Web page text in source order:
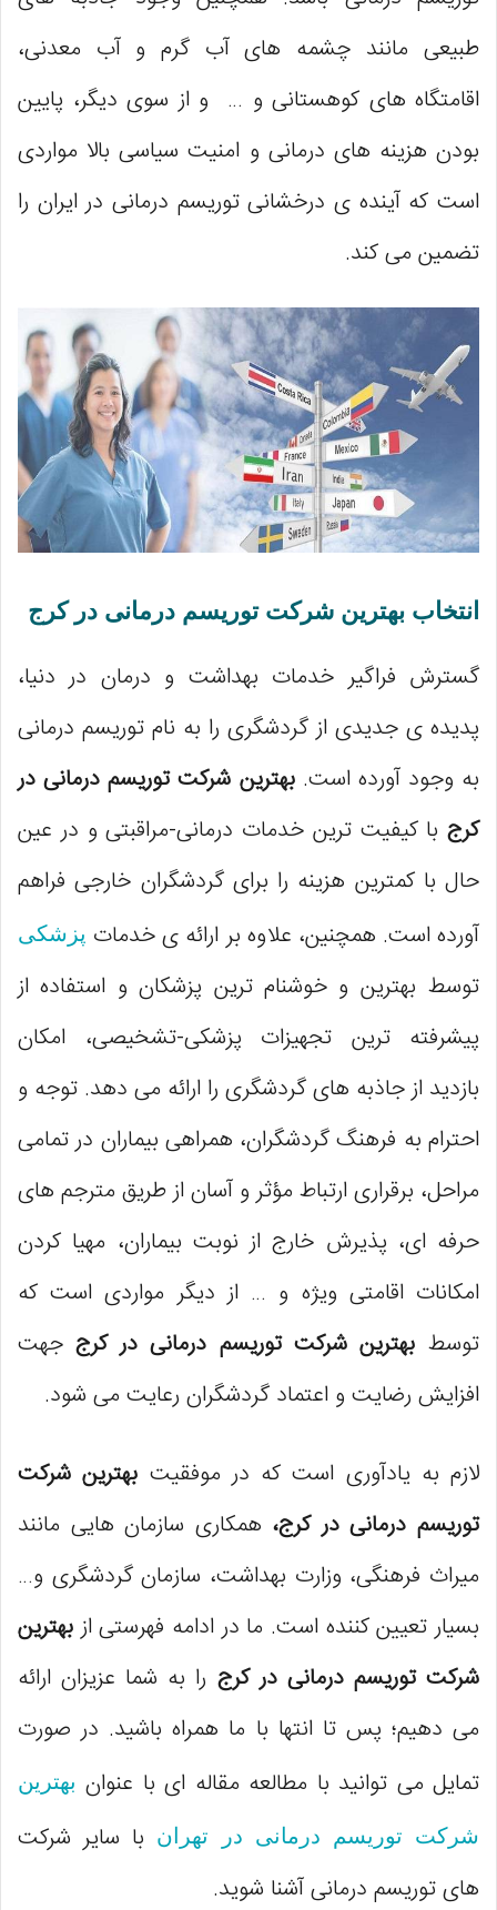
طبیعی مانند چشمه های آب گرم و آب معدنی،
اقامتگاه های کوهستانی و … و از سوی دیگر، پایین
بودن هزینه های درمانی و امنیت سیاسی بالا مواردی
است که آینده ی درخشانی توریسم درمانی در ایران را
تضمین می کند.
انتخاب بهترین شرکت توریسم درمانی در کرج
گسترش فراگیر خدمات بهداشت و درمان در دنیا،
پدیده ی جدیدی از گردشگری را به نام توریسم درمانی
به وجود آورده است.بهترین شرکت توریسم درمانی در
کرج با کیفیت ترین خدمات درمانی-مراقبتی و در عین
حال با کمترین هزینه را برای گردشگران خارجی فراهم
آورده است. همچنین، علاوه بر ارائه ی خدمات پزشکی
توسط بهترین و خوشنام ترین پزشکان و استفاده از
پیشرفته ترین تجهیزات پزشکی-تشخیصی، امکان
بازدید از جاذبه های گردشگری را ارائه می دهد. توجه و
احترام به فرهنگ گردشگران، همراهی بیماران در تمامی
مراحل، برقراری ارتباط مؤثر و آسان از طریق مترجم های
حرفه ای، پذیرش خارج از نوبت بیماران، مهیا کردن
امکانات اقامتی ویژه و … از دیگر مواردی است که
توسطبهترین شرکت توریسم درمانی در کرججهت
افزایش رضایت و اعتماد گردشگران رعایت می شود.
لازم به یادآوری است که در موفقیت بهترین شرکت
توریسم درمانی در کرج، همکاری سازمان هایی مانند
میراث فرهنگی، وزارت بهداشت، سازمان گردشگری و…
بسیار تعیین کننده است. ما در ادامه فهرستی ازبهترین
شرکت توریسم درمانی در کرج را به شما عزیزان ارائه
می دهیم؛ پس تا انتها با ما همراه باشید. در صورت
تمایل می توانید با مطالعه مقاله ای با عنوان بهترین
شرکت توریسم درمانی در تهران با سایر شرکت
های توریسم درمانی آشنا شوید.